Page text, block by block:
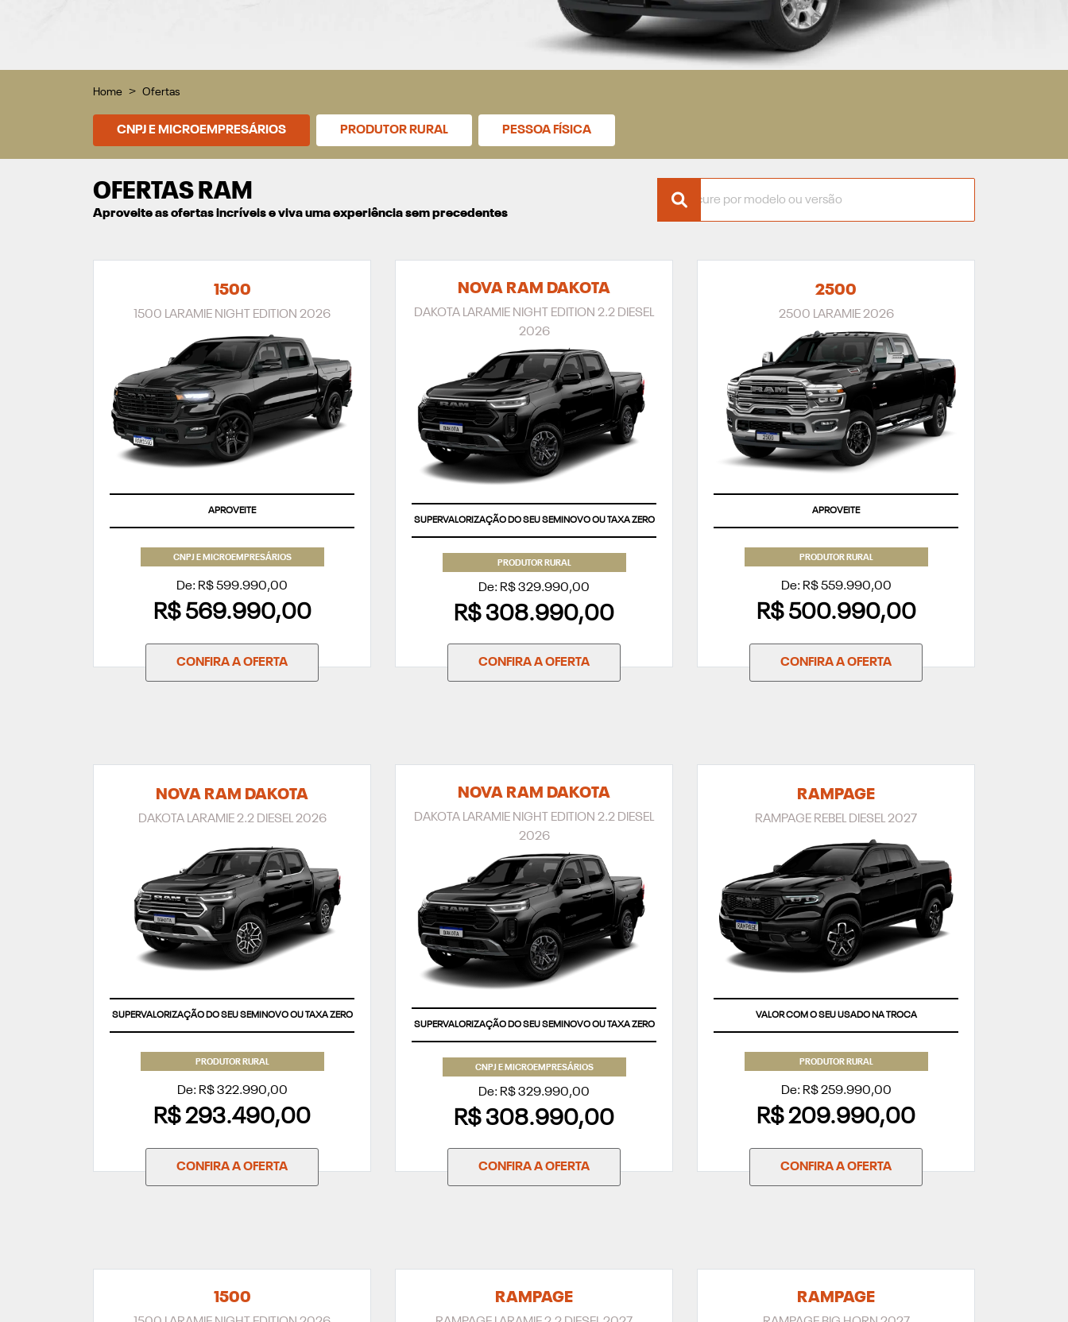
Home Ofertas
CNPJ E MICROEMPRESÁRIOS PRODUTOR RURAL PESSOA FÍSICA
OFERTAS RAM
Aproveite as ofertas incríveis e viva uma experiência sem precedentes
1500
1500 LARAMIE NIGHT EDITION 2026
APROVEITE
CNPJ E MICROEMPRESÁRIOS
De: R$ 599.990,00
R$ 569.990,00
CONFIRA A OFERTA
NOVA RAM DAKOTA
DAKOTA LARAMIE NIGHT EDITION 2.2 DIESEL
2026
SUPERVALORIZAÇÃO DO SEU SEMINOVO OU TAXA ZERO
PRODUTOR RURAL
De: R$ 329.990,00
R$ 308.990,00
CONFIRA A OFERTA
2500
2500 LARAMIE 2026
APROVEITE
PRODUTOR RURAL
De: R$ 559.990,00
R$ 500.990,00
CONFIRA A OFERTA
NOVA RAM DAKOTA
DAKOTA LARAMIE 2.2 DIESEL 2026
SUPERVALORIZAÇÃO DO SEU SEMINOVO OU TAXA ZERO
PRODUTOR RURAL
De: R$ 322.990,00
R$ 293.490,00
CONFIRA A OFERTA
NOVA RAM DAKOTA
DAKOTA LARAMIE NIGHT EDITION 2.2 DIESEL
2026
SUPERVALORIZAÇÃO DO SEU SEMINOVO OU TAXA ZERO
CNPJ E MICROEMPRESÁRIOS
De: R$ 329.990,00
R$ 308.990,00
CONFIRA A OFERTA
RAMPAGE
RAMPAGE REBEL DIESEL 2027
VALOR COM O SEU USADO NA TROCA
PRODUTOR RURAL
De: R$ 259.990,00
R$ 209.990,00
CONFIRA A OFERTA
1500 RAMPAGE RAMPAGE